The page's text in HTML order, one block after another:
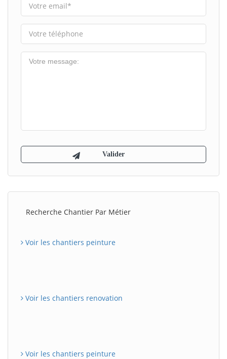
Recherche Chantier Par Métier
Voir les chantiers peinture
Voir les chantiers renovation
Voir les chantiers peinture